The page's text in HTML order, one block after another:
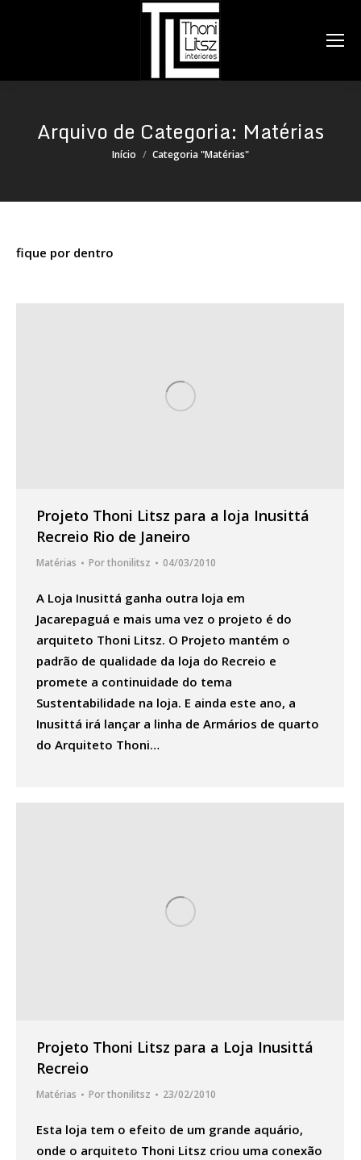
Arquivo de Categoria: Matérias
Você está aqui:
Início Categoria "Matérias"
fique por dentro
Projeto Thoni Litsz para a loja Inusittá
Recreio Rio de Janeiro
Matérias Porthonilitsz 04/03/2010
A Loja Inusittá ganha outra loja em
Jacarepaguá e mais uma vez o projeto é do
arquiteto Thoni Litsz. O Projeto mantém o
padrão de qualidade da loja do Recreio e
promete a continuidade do tema
Sustentabilidade na loja. E ainda este ano, a
Inusittá irá lançar a linha de Armários de quarto
do Arquiteto Thoni…
Projeto Thoni Litsz para a Loja Inusittá
Recreio
Matérias Porthonilitsz 23/02/2010
Esta loja tem o efeito de um grande aquário,
onde o arquiteto Thoni Litsz criou uma conexão